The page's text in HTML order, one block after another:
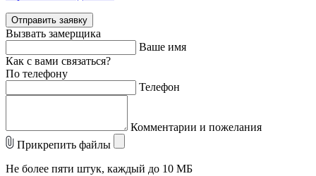
Отправить заявку
Вызвать замерщика
Ваше имя
Как с вами связаться?
По телефону
Телефон
Комментарии и пожелания
Прикрепить файлы
Не более пяти штук, каждый до 10 МБ